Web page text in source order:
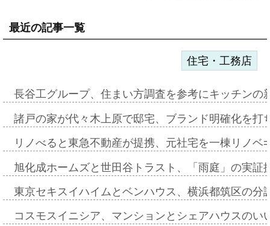
最近の記事一覧
住宅・工務店
長谷工グループ、住まい方調査を参考にキッチン
諸戸の家が代々木上原で邸宅、ブランド明確化を
リノべると東急不動産が提携、元社宅を一棟リノ
旭化成ホームズと世田谷トラスト、「雨庭」の実
東京セキスイハイムとベンハウス、横浜都筑区の
コスモスイニシア、マンションとシェアハウスの